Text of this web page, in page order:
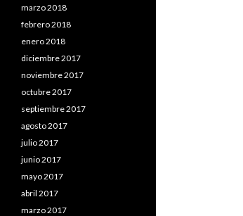
marzo 2018
febrero 2018
enero 2018
diciembre 2017
noviembre 2017
octubre 2017
septiembre 2017
agosto 2017
julio 2017
junio 2017
mayo 2017
abril 2017
marzo 2017